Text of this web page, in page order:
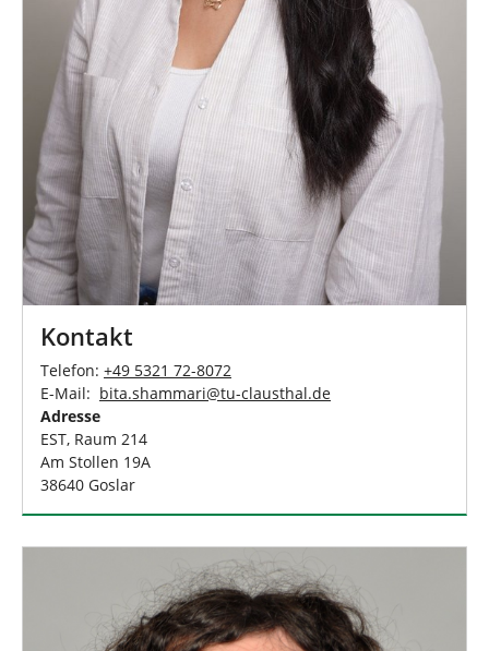
Kontakt
Telefon: +49 5321 72-8072
E-Mail: bita.shammari@tu-clausthal.de
Adresse
EST, Raum 214
Am Stollen 19A
38640 Goslar